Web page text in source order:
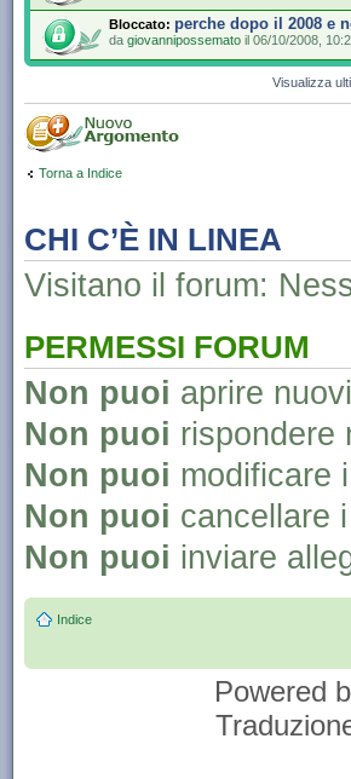
Bloccato: perche dopo il 2008 e
da giovannipossemato il 06/10/2008,
Visualizza
Torna a Indice
CHI C’È IN LINEA
Visitano il forum:
PERMESSI FORUM
Non puoi aprire
Non puoi rispondere
Non puoi modificare
Non puoi cancellare
Non puoi inviare
Indice
Powered